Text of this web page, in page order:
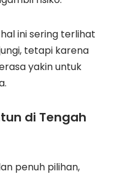
ini sering terlihat
tetapi karena
yakin untuk
di Tengah
penuh pilihan,